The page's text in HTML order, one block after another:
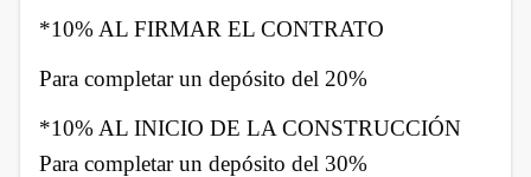
*10% AL FIRMAR EL CONTRATO
Para completar un depósito del 20%
*10% AL INICIO DE LA CONSTRUCCIÓN
Para completar un depósito del 30%